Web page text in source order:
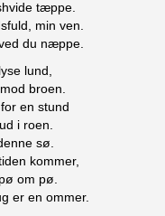
tæppe.
min ven.
du næppe.
lund,
broen.
en stund
i roen.
sø.
kommer,
om pø.
er en ommer.